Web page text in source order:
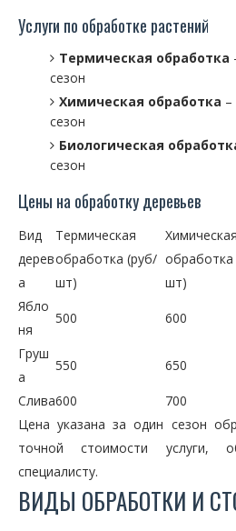
Услуги по обработке растений
Термическая обработка
сезон
Химическая обработка –
сезон
Биологическая
сезон
Цены на обработку деревьев
Вид
дерев
а
Термическая
обработка (руб/
шт)
Химическая
обработка
шт)
Ябло
ня
500 600
Груш
а
550 650
Слива600 700
Цена указана за один сезон
точной стоимости услуги,
специалисту.
ВИДЫ ОБРАБОТКИ И